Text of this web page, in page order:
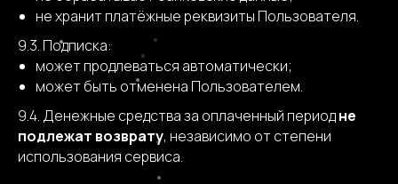
не хранит платёжные реквизиты Пользователя.
9.3. Подписка:
может продлеваться автоматически;
может быть отменена Пользователем.
9.4. Денежные средства за оплаченный периодне
подлежат возврату, независимо от степени
использования сервиса.